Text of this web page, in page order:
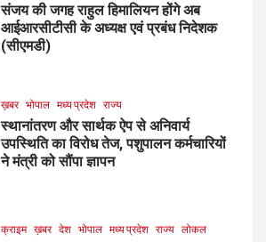
संजय की जगह राहुल हिमालियन होंगे अब
आईआरसीटीसी के अध्यक्ष एवं प्रबंध निदेशक
(सीएमडी)
ख़बर भोपाल मध्य प्रदेश राज्य
स्थानांतरण और सार्थक ऐप से अनिवार्य
उपस्थिति का विरोध तेज, पशुपालन कर्मचारियों
ने मंत्री को सौंपा ज्ञापन
क्राइम ख़बर देश भोपाल मध्य प्रदेश राज्य लोकल